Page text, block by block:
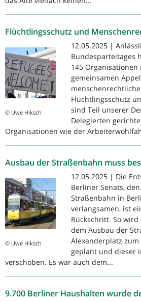
Flüchtlingsschutz und
© Uwe Hiksch
12.05.2025 |
Bundesparteitages
145 Organisationen
gemeinsamen
Flüchtlingsschutz
sind Teil unserer
Delegierten
Organisationen wie der
Ausbau der Straßenbahn muss
© Uwe Hiksch
12.05.2025 | Die
Berliner Senats,
Straßenbahn in
verlangsamen, ist
Rückschritt. So
dem Ausbau der
Alexanderplatz zum
geplant und dieser
verschoben. Es war auch dem...
9.700 Berliner Haushalten wurde